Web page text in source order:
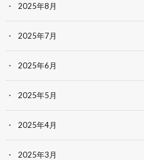
2025年8月
2025年7月
2025年6月
2025年5月
2025年4月
2025年3月